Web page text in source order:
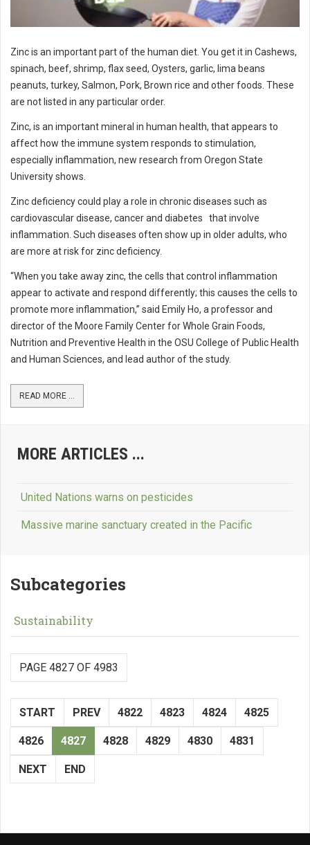
Zinc is an important part of the human diet. You get it in Cashews,
spinach, beef, shrimp, flax seed, Oysters, garlic, lima beans
peanuts, turkey, Salmon, Pork, Brown rice and other foods. These
are not listed in any particular order.
Zinc, is an important mineral in human health, that appears to
affect how the immune system responds to stimulation,
especially inflammation, new research from Oregon State
University shows.
Zinc deficiency could play a role in chronic diseases such as
cardiovascular disease, cancer and diabetes that involve
inflammation. Such diseases often show up in older adults, who
are more at risk for zinc deficiency.
“When you take away zinc, the cells that control inflammation
appear to activate and respond differently; this causes the cells to
promote more inflammation,” said Emily Ho, a professor and
director of the Moore Family Center for Whole Grain Foods,
Nutrition and Preventive Health in the OSU College of Public Health
and Human Sciences, and lead author of the study.
READ MORE ...
MORE ARTICLES ...
United Nations warns on pesticides
Massive marine sanctuary created in the Pacific
Subcategories
Sustainability
PAGE 4827 OF 4983
START PREV 4822 4823 4824 4825
4826 4827 4828 4829 4830 4831
NEXT END